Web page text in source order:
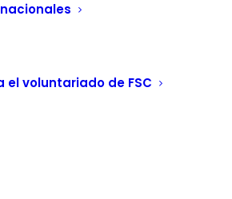
el voluntariado de FSC
de drogas y
8 al 10 de abril y está